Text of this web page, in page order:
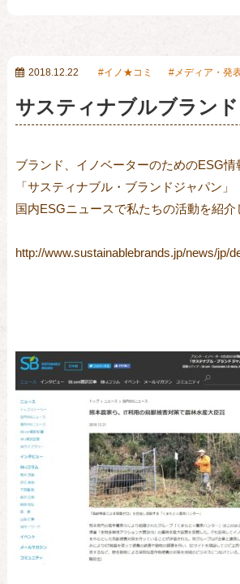
2018.12.22 イノ★コミ メディア・発
サスティナブルブラン
ブランド、イノベーターのためのESG情
「サスティナブル・ブランドジャパン」
国内ESGニュースで私たちの活動を紹介
http://www.sustainablebrands.jp/news/jp/